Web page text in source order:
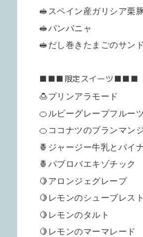
🥪スペイン産ガリシア栗
🥪パンバニャ
🥪だし巻きたまごのサン
■■■限定スイーツ■■■
🍮プリンアラモード
🍊ルビーグレープフルー
🍊ココナツのブランマン
🍍ジャージー牛乳とパイ
🍍パブロバエキゾチック
🍋アロンジェグレープ
🍋レモンのシューブレスト
🍋レモンのタルト
🍋レモンのマーマレード